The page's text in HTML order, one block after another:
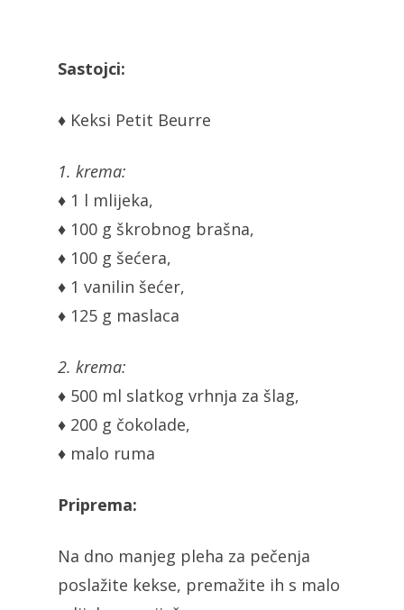
Sastojci:
♦ Keksi Petit Beurre
1. krema:
♦ 1 l mlijeka,
♦ 100 g škrobnog brašna,
♦ 100 g šećera,
♦ 1 vanilin šećer,
♦ 125 g maslaca
2. krema:
♦ 500 ml slatkog vrhnja za šlag,
♦ 200 g čokolade,
♦ malo ruma
Priprema:
Na dno manjeg pleha za pečenja
poslažite kekse, premažite ih s malo